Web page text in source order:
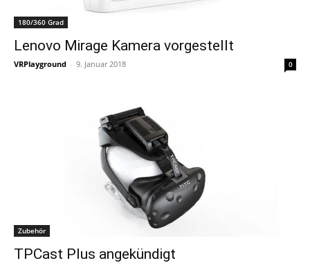
180/360 Grad
Lenovo Mirage Kamera vorgestellt
VRPlayground - 9. Januar 2018 0
Zubehör
TPCast Plus angekündigt